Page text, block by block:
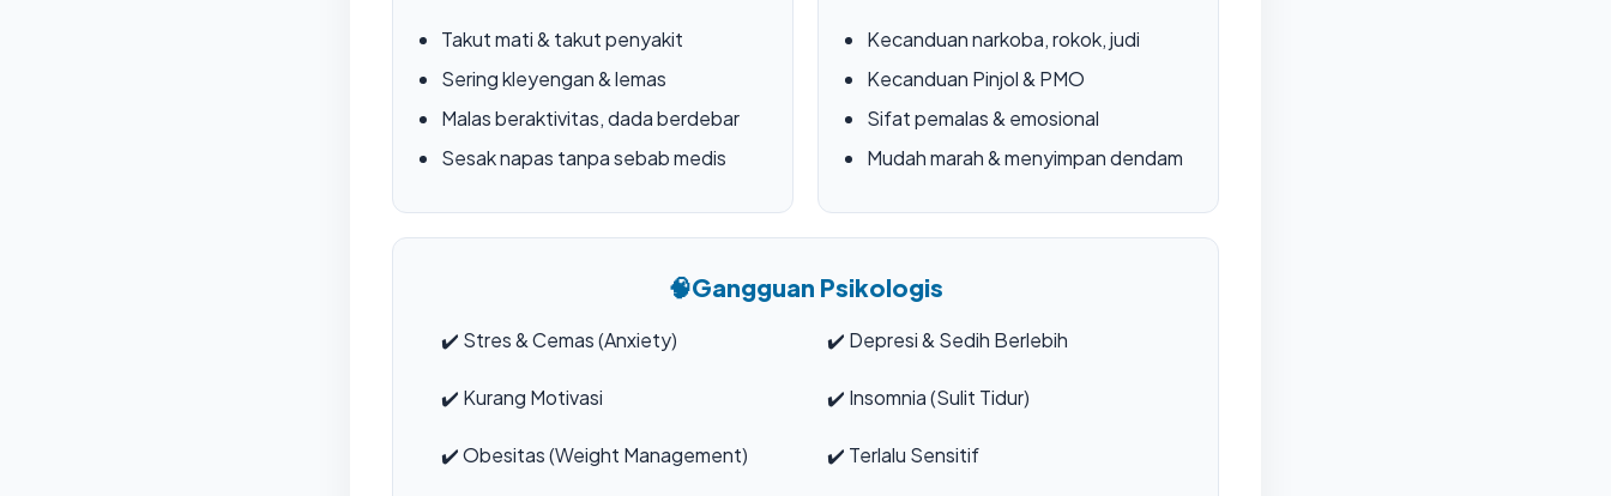
Takut mati & takut penyakit
Sering kleyengan & lemas
Malas beraktivitas, dada berdebar
Sesak napas tanpa sebab medis
Kecanduan narkoba, rokok, judi
Kecanduan Pinjol & PMO
Sifat pemalas & emosional
Mudah marah & menyimpan dendam
🧠Gangguan Psikologis
✔️ Stres & Cemas (Anxiety) ✔️ Depresi & Sedih Berlebih
✔️ Kurang Motivasi ✔️ Insomnia (Sulit Tidur)
✔️Obesitas (Weight Management) ✔️ Terlalu Sensitif